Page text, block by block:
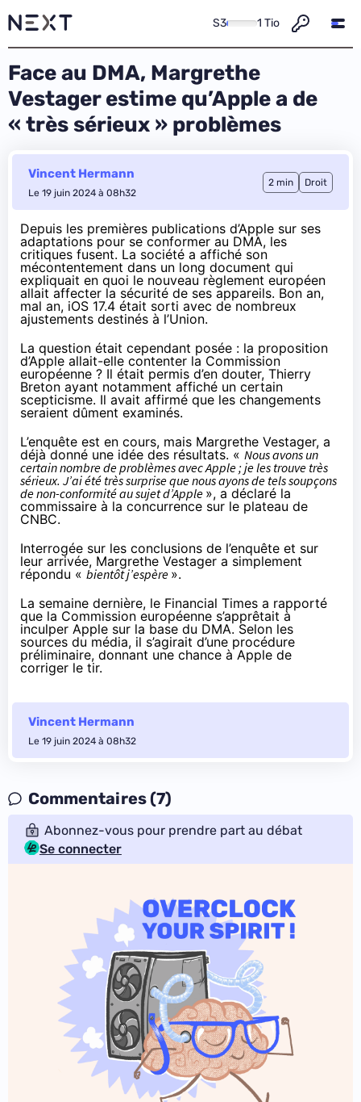
S3 1 Tio
Face au DMA, Margrethe
Vestager estime qu’Apple a de
« très sérieux » problèmes
Vincent Hermann
Le 19 juin 2024 à 08h32
2 min Droit
Depuis les premières publications d’Apple sur ses
adaptations pour se conformer au DMA, les
critiques fusent. La société a affiché son
mécontentement dans un long document qui
expliquait en quoi le nouveau règlement européen
allait affecter la sécurité de ses appareils. Bon an,
mal an, iOS 17.4 était sorti avec denombreux
ajustements destinés à l’Union.
La question était cependant posée : la proposition
d’Apple allait-elle contenter la Commission
européenne ? Il était permis d’en douter, Thierry
Breton ayant notamment affiché un certain
scepticisme. Il avait affirmé que les changements
seraient dûment examinés.
L’enquête est en cours, mais Margrethe Vestager, a
déjà donné une idée des résultats. « Nous avons un
certain nombre de problèmes avec Apple ; je les trouve très
sérieux. J’ai été très surprise que nous ayons de tels soupçons
de non-conformité au sujet d’Apple », a déclaré la
commissaire à la concurrence sur le plateau de
CNBC.
Interrogée sur les conclusions de l’enquête et sur
leur arrivée, Margrethe Vestager a simplement
répondu « bientôt j’espère ».
La semaine dernière, le Financial Times a rapporté
que la Commission européenne s’apprêtait à
inculper Apple sur la base du DMA. Selon les
sources du média, il s’agirait d’une procédure
préliminaire, donnant une chance à Apple de
corriger le tir.
Vincent Hermann
Le 19 juin 2024 à 08h32
Commentaires (7)
Abonnez-vous pour prendre part au débat
Se connecter